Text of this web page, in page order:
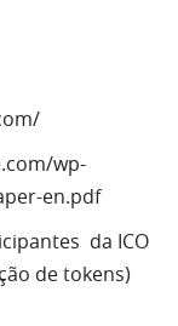
wp-
en.pdf
da ICO
de tokens)